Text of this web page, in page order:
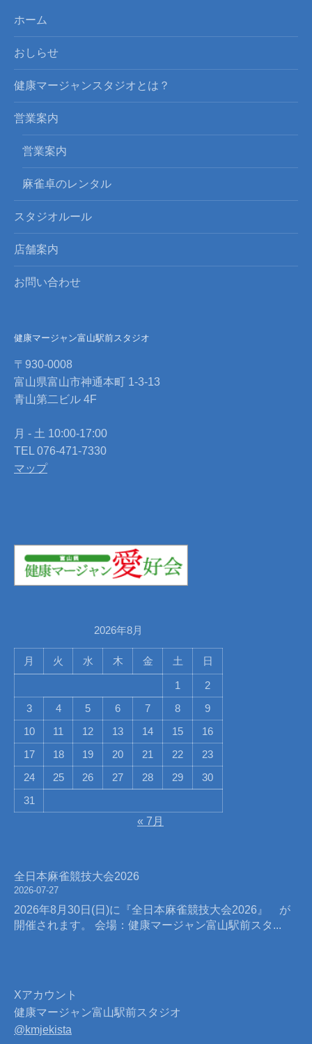
ホーム
おしらせ
健康マージャンスタジオとは？
営業案内
営業案内
麻雀卓のレンタル
スタジオルール
店舗案内
お問い合わせ
健康マージャン富山駅前スタジオ
〒930-0008
富山県富山市神通本町 1-3-13
青山第二ビル 4F
月 - 土 10:00-17:00
TEL 076-471-7330
マップ
2026年8月
月 火 水 木 金 土 日
1 2
3 4 5 6 7 8 9
10 11 12 13 14 15 16
17 18 19 20 21 22 23
24 25 26 27 28 29 30
31
« 7月
全日本麻雀競技大会2026
2026-07-27
2026年8月30日(日)に『全日本麻雀競技大会2026』 が
開催されます。 会場：健康マージャン富山駅前スタ...
Xアカウント
健康マージャン富山駅前スタジオ
@kmjekista